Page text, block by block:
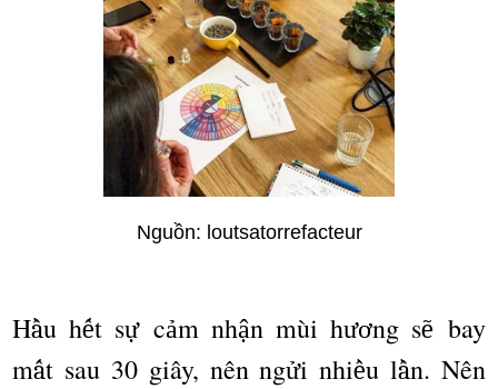
Nguồn: loutsatorrefacteur
Hầu hết sự cảm nhận mùi hương sẽ bay
mất sau 30 giây, nên ngửi nhiều lần. Nên